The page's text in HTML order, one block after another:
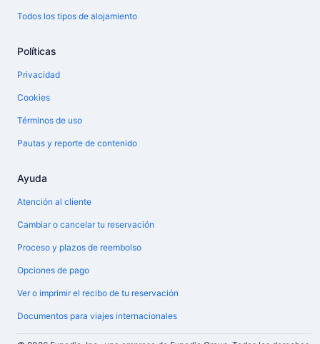
Todos los tipos de alojamiento
Políticas
Privacidad
Cookies
Términos de uso
Pautas y reporte de contenido
Ayuda
Atención al cliente
Cambiar o cancelar tu reservación
Proceso y plazos de reembolso
Opciones de pago
Ver o imprimir el recibo de tu reservación
Documentos para viajes internacionales